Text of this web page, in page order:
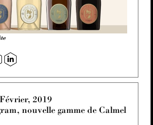
2019
nouvelle gamme de Calmel